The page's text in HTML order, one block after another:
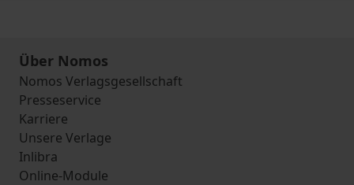
Über Nomos
Nomos Verlagsgesellschaft
Presseservice
Karriere
Unsere Verlage
Inlibra
Online-Module